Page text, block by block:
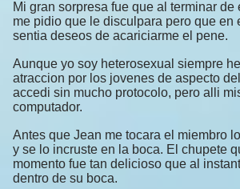
Mi gran sorpresa fue que al terminar de
me pidio que le disculpara pero que en
sentia deseos de acariciarme el pene.
Aunque yo soy heterosexual siempre
atraccion por los jovenes de aspecto
accedi sin mucho protocolo, pero alli
computador.
Antes que Jean me tocara el miembro
y se lo incruste en la boca. El chupete
momento fue tan delicioso que al
dentro de su boca.